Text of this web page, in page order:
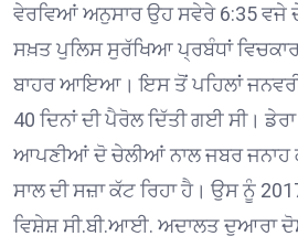
ਵੇਰਵਿਆਂ ਅਨੁਸਾਰ ਉਹ ਸਵੇਰੇ 6:35 ਵਜੇ
ਸਖ਼ਤ ਪੁਲਿਸ ਸੁਰੱਖਿਆ ਪ੍ਰਬੰਧਾਂ
ਬਾਹਰ ਆਇਆ। ਇਸ ਤੋਂ ਪਹਿਲਾਂ ਜਨਵਰੀ
40 ਦਿਨਾਂ ਦੀ ਪੈਰੋਲ ਦਿੱਤੀ ਗਈ ਸੀ।
ਆਪਣੀਆਂ ਦੋ ਚੇਲੀਆਂ ਨਾਲ ਜਬਰ ਜਨਾਹ
ਸਾਲ ਦੀ ਸਜ਼ਾ ਕੱਟ ਰਿਹਾ ਹੈ। ਉਸ ਨੂੰ
ਵਿਸ਼ੇਸ਼ ਸੀ.ਬੀ.ਆਈ. ਅਦਾਲਤ ਦੁਆਰਾ